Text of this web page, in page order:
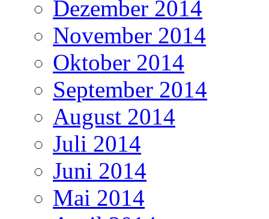
Dezember 2014
November 2014
Oktober 2014
September 2014
August 2014
Juli 2014
Juni 2014
Mai 2014